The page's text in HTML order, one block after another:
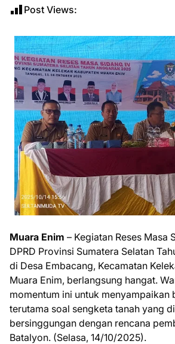
Post Views:
Muara Enim – Kegiatan Reses Masa
DPRD Provinsi Sumatera Selatan
di Desa Embacang, Kecamatan
Muara Enim, berlangsung hangat.
momentum ini untuk menyampaikan
terutama soal sengketa tanah yang
bersinggungan dengan rencana
Batalyon. (Selasa, 14/10/2025).